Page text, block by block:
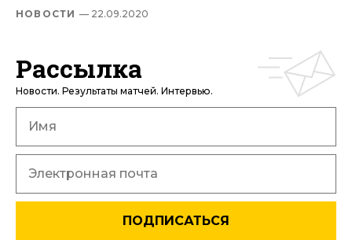
НОВОСТИ — 22.09.2020
Рассылка
Новости. Результаты матчей. Интервью.
ПОДПИСАТЬСЯ